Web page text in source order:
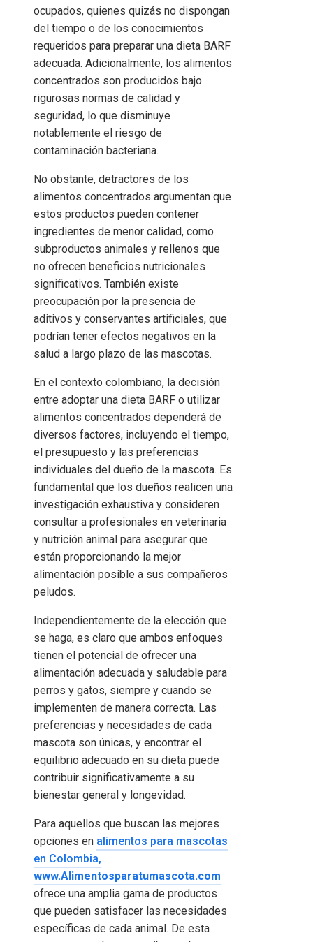
ocupados, quienes quizás no dispongan
del tiempo o de los conocimientos
requeridos para preparar una dieta BARF
adecuada. Adicionalmente, los alimentos
concentrados son producidos bajo
rigurosas normas de calidad y
seguridad, lo que disminuye
notablemente el riesgo de
contaminación bacteriana.
No obstante, detractores de los
alimentos concentrados argumentan que
estos productos pueden contener
ingredientes de menor calidad, como
subproductos animales y rellenos que
no ofrecen beneficios nutricionales
significativos. También existe
preocupación por la presencia de
aditivos y conservantes artificiales, que
podrían tener efectos negativos en la
salud a largo plazo de las mascotas.
En el contexto colombiano, la decisión
entre adoptar una dieta BARF o utilizar
alimentos concentrados dependerá de
diversos factores, incluyendo el tiempo,
el presupuesto y las preferencias
individuales del dueño de la mascota. Es
fundamental que los dueños realicen una
investigación exhaustiva y consideren
consultar a profesionales en veterinaria
y nutrición animal para asegurar que
están proporcionando la mejor
alimentación posible a sus compañeros
peludos.
Independientemente de la elección que
se haga, es claro que ambos enfoques
tienen el potencial de ofrecer una
alimentación adecuada y saludable para
perros y gatos, siempre y cuando se
implementen de manera correcta. Las
preferencias y necesidades de cada
mascota son únicas, y encontrar el
equilibrio adecuado en su dieta puede
contribuir significativamente a su
bienestar general y longevidad.
Para aquellos que buscan las mejores
opciones en alimentos para mascotas
en Colombia,
www.Alimentosparatumascota.com
ofrece una amplia gama de productos
que pueden satisfacer las necesidades
específicas de cada animal. De esta